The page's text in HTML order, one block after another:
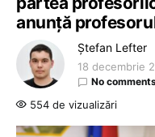
anunță
Ștefan Lefter
18 decembrie
No
554 de vizualizări